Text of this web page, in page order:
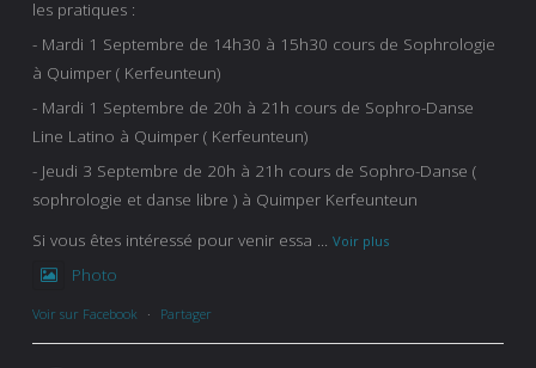
les pratiques :
- Mardi 1 Septembre de 14h30 à 15h30 cours de Sophrologie
à Quimper ( Kerfeunteun)
- Mardi 1 Septembre de 20h à 21h cours de Sophro-Danse
Line Latino à Quimper ( Kerfeunteun)
- Jeudi 3 Septembre de 20h à 21h cours de Sophro-Danse (
sophrologie et danse libre ) à Quimper Kerfeunteun
Si vous êtes intéressé pour venir essa ... Voir plus
Photo
Voir sur Facebook · Partager